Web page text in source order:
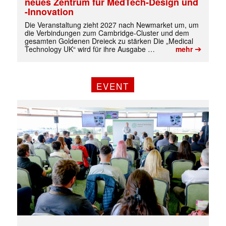
-Innovation
Die Veranstaltung zieht 2027 nach Newmarket um, um
die Verbindungen zum Cambridge-Cluster und dem
gesamten Goldenen Dreieck zu stärken Die „Medical
Technology UK“ wird für ihre Ausgabe …
mehr➔
EVENT